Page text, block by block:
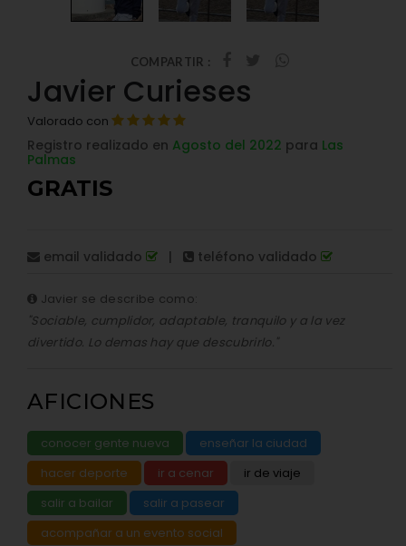
COMPARTIR :
Javier Curieses
Valorado con
Registro realizado en Agosto del 2022 para Las
Palmas
GRATIS
email validado | teléfono validado
Javier se describe como:
"Sociable, cumplidor, adaptable, tranquilo y a la vez
divertido. Lo demas hay que descubrirlo."
AFICIONES
conocer gente nueva
enseñar la ciudad
hacer deporte
ir a cenar
ir de viaje
salir a bailar
salir a pasear
acompañar a un evento social